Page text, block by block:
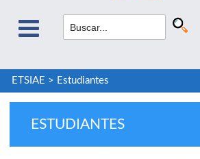
ETSIAE > Estudiantes
ESTUDIANTES